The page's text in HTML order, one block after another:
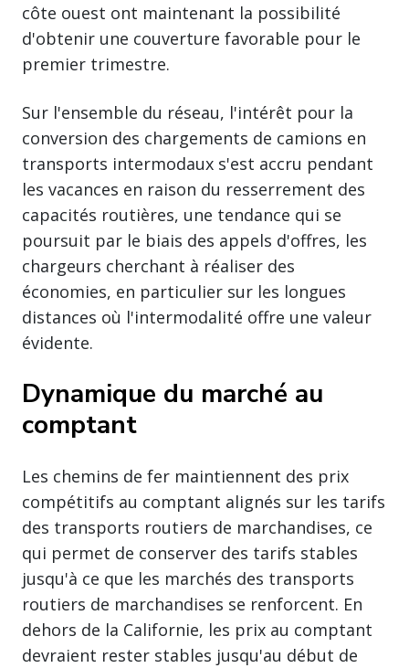
côte ouest ont maintenant la possibilité
d'obtenir une couverture favorable pour le
premier trimestre.
Sur l'ensemble du réseau, l'intérêt pour la
conversion des chargements de camions en
transports intermodaux s'est accru pendant
les vacances en raison du resserrement des
capacités routières, une tendance qui se
poursuit par le biais des appels d'offres, les
chargeurs cherchant à réaliser des
économies, en particulier sur les longues
distances où l'intermodalité offre une valeur
évidente.
Dynamique du marché au
comptant
Les chemins de fer maintiennent des prix
compétitifs au comptant alignés sur les tarifs
des transports routiers de marchandises, ce
qui permet de conserver des tarifs stables
jusqu'à ce que les marchés des transports
routiers de marchandises se renforcent. En
dehors de la Californie, les prix au comptant
devraient rester stables jusqu'au début de